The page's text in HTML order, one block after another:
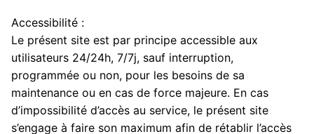
Accessibilité :
Le présent site est par principe accessible aux
utilisateurs 24/24h, 7/7j, sauf interruption,
programmée ou non, pour les besoins de sa
maintenance ou en cas de force majeure. En cas
d’impossibilité d’accès au service, le présent site
s’engage à faire son maximum afin de rétablir l’accès